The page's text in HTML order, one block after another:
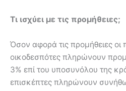
Τι ισχύει με τις προμήθειες;
Όσον αφορά τις προμήθειες οι
οικοδεσπότες πληρώνουν
3% επί του υποσυνόλου της
επισκέπτες πληρώνουν